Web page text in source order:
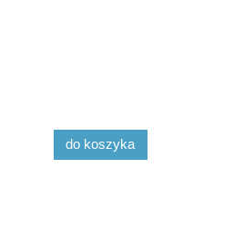
do koszyka